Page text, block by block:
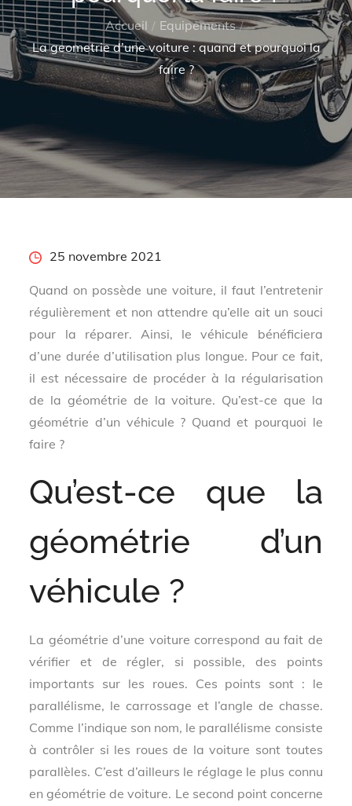
Accueil
Equipements
La geometrie d’une voiture : quand et pourquoi la
faire ?
Posted25 novembre 2021
Quand on possède une voiture, il faut l’entretenir
régulièrement et non attendre qu’elle ait un souci
pour la réparer. Ainsi, le véhicule bénéficiera
d’une durée d’utilisation plus longue. Pour ce fait,
il est nécessaire de procéder à la régularisation
de la géométrie de la voiture. Qu’est-ce que la
géométrie d’un véhicule ? Quand et pourquoi le
faire ?
Qu’est-ce que la
géométrie d’un
véhicule ?
La géométrie d’une voiture correspond au fait de
vérifier et de régler, si possible, des points
importants sur les roues. Ces points sont : le
parallélisme, le carrossage et l’angle de chasse.
Comme l’indique son nom, le parallélisme consiste
à contrôler si les roues de la voiture sont toutes
parallèles. C’est d’ailleurs le réglage le plus connu
en géométrie de voiture. Le second point concerne